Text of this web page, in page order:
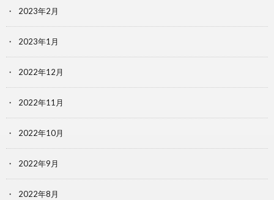
2023年2月
2023年1月
2022年12月
2022年11月
2022年10月
2022年9月
2022年8月